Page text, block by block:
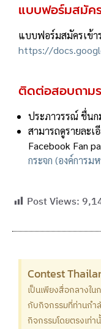
แบบฟอร์มสมัคร
แบบฟอร์มสมัครเข้า
https://
ติดต่อสอบถามร
ประภาวรรณ์ ชื่นก
สามารถดูรายละเ
Facebook Fan
กระจก (องค์การม
Post Views:
Contest
เป็นเพียงสื่อกลางใ
กับกิจกรรมที่ท่านก
กิจกรรมโดยตรงเท่า